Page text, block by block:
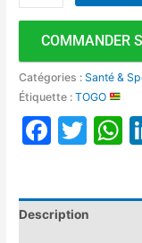
COMMANDER
Catégories :Santé &
Étiquette :TOGO
Description